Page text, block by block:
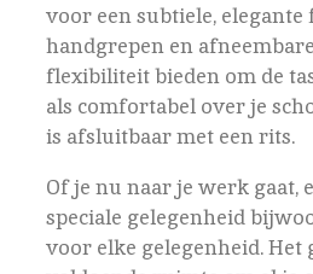
voor een subtiele,
handgrepen en
flexibiliteit bieden om de
als comfortabel over je
is afsluitbaar met een rits.
Of je nu naar je werk gaat,
speciale gelegenheid
voor elke gelegenheid.